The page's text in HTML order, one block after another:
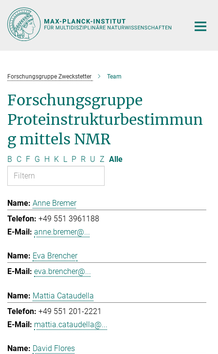
Hauptinhalt
Forschungsgruppe Zweckstetter Team
Forschungsgruppe
Proteinstrukturbestimmun
g mittels NMR
B C F G H K L P R U Z Alle
Anne Bremer
+49 551 3961188
anne.bremer@...
Eva Brencher
eva.brencher@...
Mattia Cataudella
+49 551 201-2221
mattia.cataudella@...
David Flores